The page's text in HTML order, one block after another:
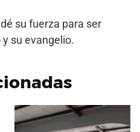
su fuerza para ser
su evangelio.